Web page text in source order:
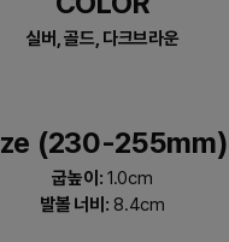
실버, 골드, 다크브라운
(230-255mm)
굽높이: 1.0cm
발볼 너비: 8.4cm